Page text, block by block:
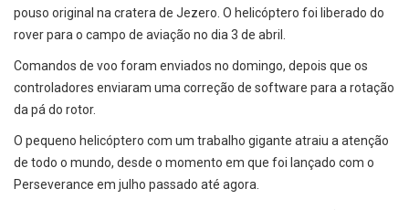
pouso original na cratera de Jezero. O helicóptero foi liberado do
rover para o campo de aviação no dia 3 de abril.
Comandos de voo foram enviados no domingo, depois que os
controladores enviaram uma correção de software para a rotação
da pá do rotor.
O pequeno helicóptero com um trabalho gigante atraiu a atenção
de todo o mundo, desde o momento em que foi lançado com o
Perseverance em julho passado até agora.